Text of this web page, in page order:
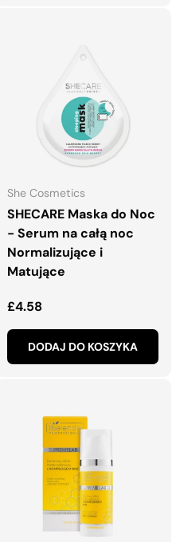
She Cosmetics
SHECARE Maska do Noc
- Serum na całą noc
Normalizujące i
Matujące
Normalna cena
£4.58
DODAJ DO KOSZYKA